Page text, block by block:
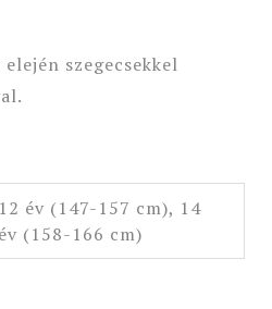
szegecsekkel
12 év (147-157 cm), 14
év (158-166 cm)